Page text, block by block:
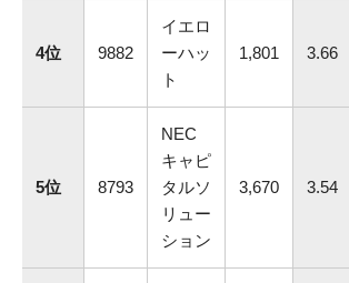
4位 9882
イエロ
ーハッ
ト
1,801 3.66
5位 8793
NEC
キャピ
タルソ
リュー
ション
3,670 3.54